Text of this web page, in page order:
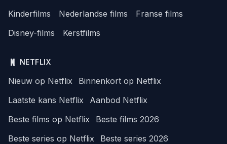
Kinderfilms
Nederlandse films
Franse films
Disney-films
Kerstfilms
NETFLIX
Nieuw op Netflix
Binnenkort op Netflix
Laatste kans Netflix
Aanbod Netflix
Beste films op Netflix
Beste films 2026
Beste series op Netflix
Beste series 2026